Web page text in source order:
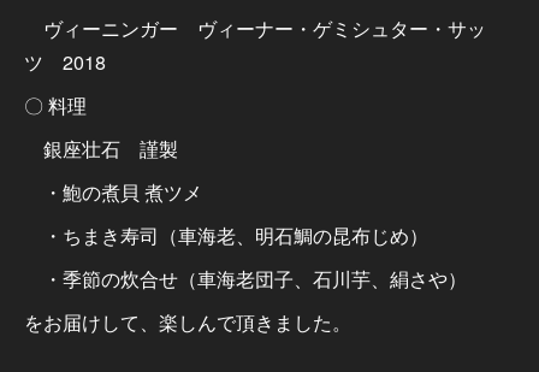
ヴィーニンガー ヴィーナー・ゲミシュター・サッ
ツ 2018
〇 料理
銀座壮石 謹製
・鮑の煮貝 煮ツメ
・ちまき寿司（車海老、明石鯛の昆布じめ）
・季節の炊合せ（車海老団子、石川芋、絹さや）
をお届けして、楽しんで頂きました。